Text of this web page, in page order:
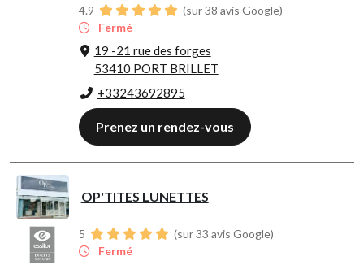
4.9
(sur 38 avis Google)
Fermé
19 -21 rue des forges
53410 PORT BRILLET
+33243692895
Prenez un rendez-vous
OP'TITES LUNETTES
5
(sur 33 avis Google)
Fermé